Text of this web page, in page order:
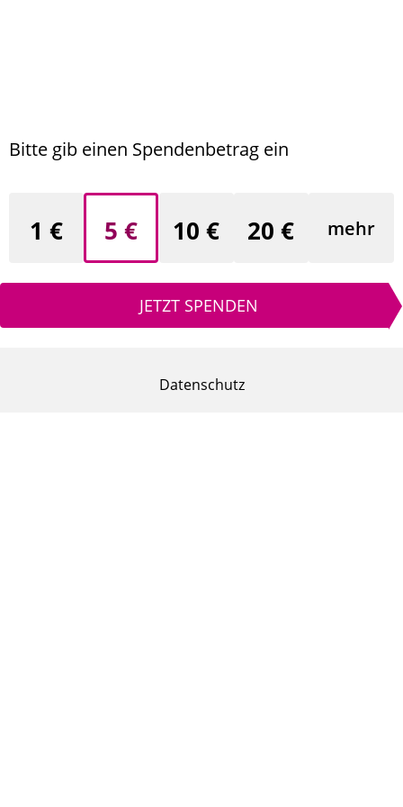
Bitte gib einen Spendenbetrag ein
1 € 5 € 10 € 20 € mehr
JETZT SPENDEN
Datenschutz